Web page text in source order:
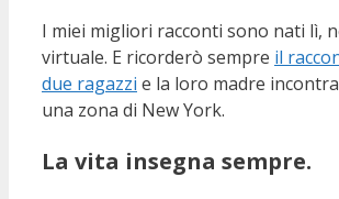
I miei migliori racconti sono nati lì,
virtuale. E ricorderò sempre il
due ragazzi e la loro madre
una zona di New York.
La vita insegna sempre.